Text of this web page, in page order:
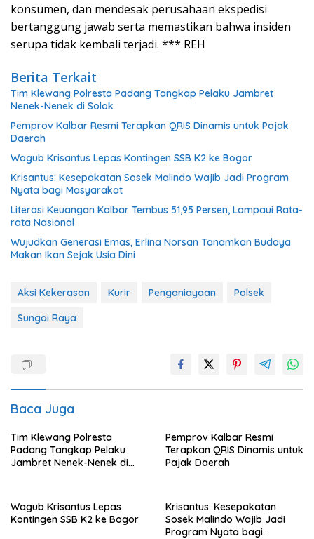
konsumen, dan mendesak perusahaan ekspedisi
bertanggung jawab serta memastikan bahwa insiden
serupa tidak kembali terjadi. *** REH
Berita Terkait
Tim Klewang Polresta Padang Tangkap Pelaku Jambret
Nenek-Nenek di Solok
Pemprov Kalbar Resmi Terapkan QRIS Dinamis untuk Pajak
Daerah
Wagub Krisantus Lepas Kontingen SSB K2 ke Bogor
Krisantus: Kesepakatan Sosek Malindo Wajib Jadi Program
Nyata bagi Masyarakat
Literasi Keuangan Kalbar Tembus 51,95 Persen, Lampaui Rata-
rata Nasional
Wujudkan Generasi Emas, Erlina Norsan Tanamkan Budaya
Makan Ikan Sejak Usia Dini
Aksi Kekerasan Kurir Penganiayaan
Polsek
Sungai Raya
Baca Juga
Tim Klewang Polresta
Padang Tangkap Pelaku
Jambret Nenek-Nenek di
Pemprov Kalbar Resmi
Terapkan QRIS Dinamis untuk
Pajak Daerah
Wagub Krisantus Lepas
Kontingen SSB K2 ke Bogor
Krisantus: Kesepakatan
Sosek Malindo Wajib Jadi
Program Nyata bagi